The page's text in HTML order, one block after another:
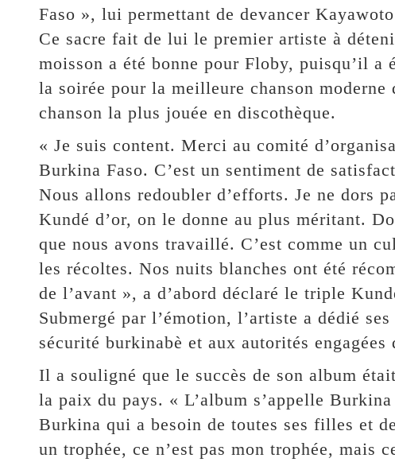
Faso », lui permettant de devancer
Ce sacre fait de lui le premier artiste à
moisson a été bonne pour Floby, puisqu’il a
la soirée pour la meilleure chanson
chanson la plus jouée en discothèque.
« Je suis content. Merci au comité
Burkina Faso. C’est un sentiment de
Nous allons redoubler d’efforts. Je ne dors
Kundé d’or, on le donne au plus méritant.
que nous avons travaillé. C’est comme un
les récoltes. Nos nuits blanches ont été
de l’avant », a d’abord déclaré le triple
Submergé par l’émotion, l’artiste a dédié
sécurité burkinabè et aux autorités
Il a souligné que le succès de son album
la paix du pays. « L’album s’appelle
Burkina qui a besoin de toutes ses filles et
un trophée, ce n’est pas mon trophée, mais